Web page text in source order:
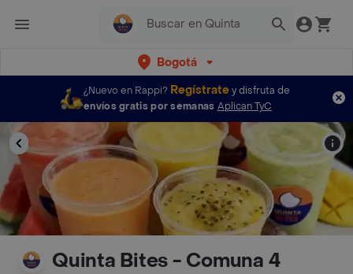
Bogotá
¿Nuevo en Rappi? Regístratey disfruta de
envíos gratis por semanas Aplican TyC
Quinta Bites - Comuna 4